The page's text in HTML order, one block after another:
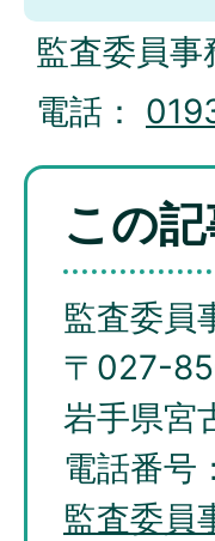
監査委員事
電話：
この
監査委員
〒027-
岩手県宮
電話番号
監査委員